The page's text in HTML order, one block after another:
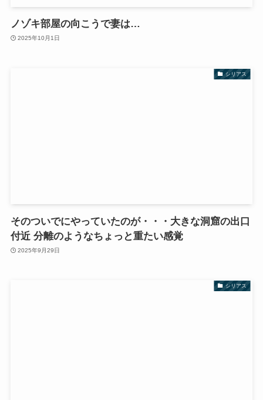
ノゾキ部屋の向こうで妻は…
2025年10月1日
シリアス
そのついでにやっていたのが・・・大きな洞窟の出口
付近 分離のようなちょっと重たい感覚
2025年9月29日
シリアス